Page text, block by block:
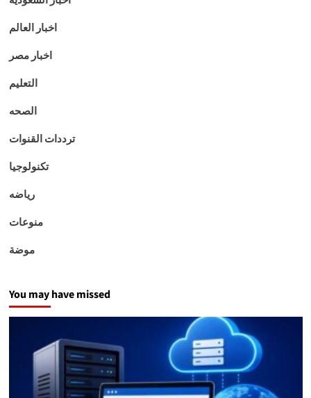
اخبار العالم
اخبار مصر
التعليم
الصحه
ترددات القنوات
تكنولوجيا
رياضه
منوعات
موضة
You may have missed